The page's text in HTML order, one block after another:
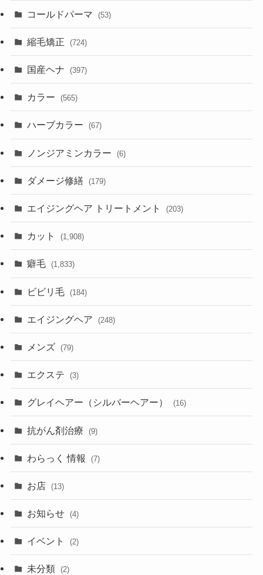
コールドパーマ (53)
縮毛矯正 (724)
国産ヘナ (397)
カラー (565)
ハーブカラー (67)
ノンジアミンカラー (6)
ダメージ修繕 (179)
エイジングヘア トリートメント (203)
カット (1,908)
癖毛 (1,833)
ビビリ毛 (184)
エイジングヘア (248)
メンズ (79)
エクステ (3)
グレイヘアー（シルバーヘアー） (16)
抗がん剤治療 (9)
わらっく 情報 (7)
お店 (13)
お知らせ (4)
イベント (2)
未分類 (2)